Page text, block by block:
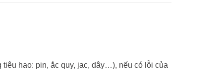
hao: pin, ắc quy, jac, dây…), nếu có lỗi của